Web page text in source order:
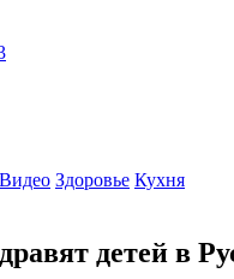
Видео Здоровье Кухня
детей в